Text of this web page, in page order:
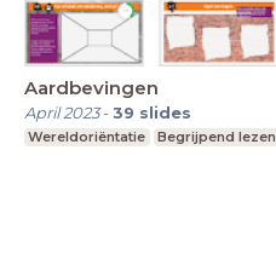
Aardbevingen
April 2023-39 slides
Wereldoriëntatie Begrijpend lezen